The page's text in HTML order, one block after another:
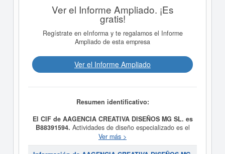
Ver el Informe Ampliado. ¡Es
gratis!
Regístrate en eInforma y te regalamos el Informe
Ampliado de esta empresa
Ver el Informe Ampliado
Resumen identificativo:
El CIF de AAGENCIA CREATIVA DISEÑOS MG SL. es
B88391594. Actividades de diseño especializado es el
propósito final de la empresa AAGENCIA CREATIVA
DISEÑOS MG SL., dada de alta el día 16/05/2019. Su
Ver más >